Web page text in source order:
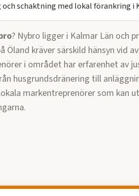
schaktning med lokal förankring i
? Nybro ligger i Kalmar Län och
Öland kräver särskild hänsyn vid
i området har erfarenhet av
husgrundsdränering till
markentreprenörer som kan